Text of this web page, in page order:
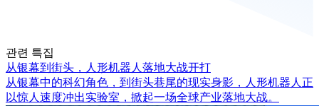
관련 특집
从银幕到街头，人形机器人落地大战开打
从银幕中的科幻角色，到街头巷尾的现实身影，人形机器人正
以惊人速度冲出实验室，掀起一场全球产业落地大战。